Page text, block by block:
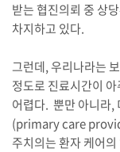
받는 협진의뢰 중
차지하고 있다.
그런데, 우리나라는
정도로 진료시간이
어렵다. 뿐만 아니라,
(primary care
주치의는 환자 케어